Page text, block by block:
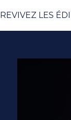
REVIVEZ LES